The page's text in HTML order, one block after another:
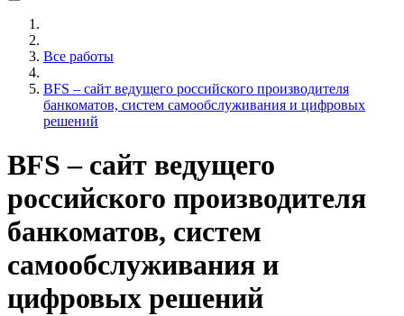
Все работы
BFS – сайт ведущего российского производителя
банкоматов, систем самообслуживания и цифровых
решений
BFS – сайт ведущего
российского производителя
банкоматов, систем
самообслуживания и
цифровых решений